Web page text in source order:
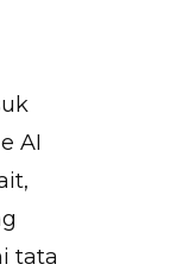
AI
tata